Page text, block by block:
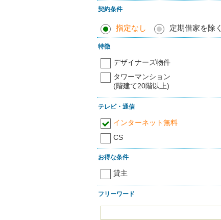
契約条件
指定なし 定期借家を除く
特徴
デザイナーズ物件
タワーマンション
(階建て20階以上)
テレビ・通信
インターネット無料
CS
お得な条件
貸主
フリーワード